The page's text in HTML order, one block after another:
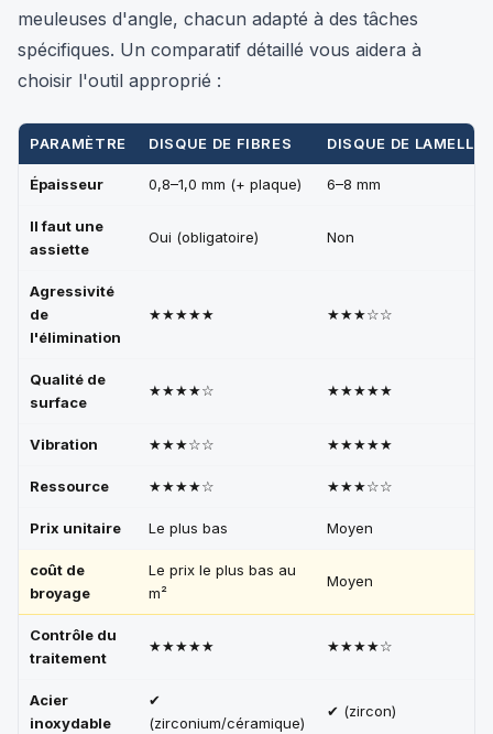
meuleuses d'angle, chacun adapté à des tâches
spécifiques. Un comparatif détaillé vous aidera à
choisir l'outil approprié :
PARAMÈTRE DISQUE DE FIBRES DISQUE DE LAMELLES
Épaisseur 0,8–1,0 mm (+ plaque) 6–8 mm
Il faut une
assiette
Oui (obligatoire) Non
Agressivité
de
l'élimination
★★★★★ ★★★☆☆
Qualité de
surface
★★★★☆ ★★★★★
Vibration ★★★☆☆ ★★★★★
Ressource ★★★★☆ ★★★☆☆
Prix unitaire Le plus bas Moyen
coût de
broyage
Le prix le plus bas au
m²
Moyen
Contrôle du
traitement
★★★★★ ★★★★☆
Acier
inoxydable
✔
(zirconium/céramique)
✔ (zircon)